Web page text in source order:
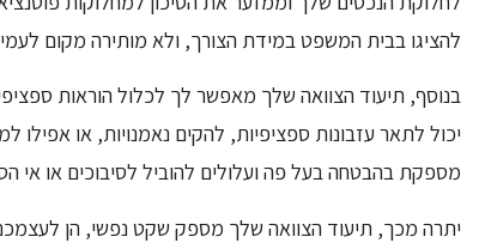
להציגו בבית המשפט במידת הצורך, ולא מותירה מקום
בנוסף, תיעוד הצוואה שלך מאפשר לך לכלול הוראות
יכול לתאר עזבונות ספציפיות, להקים נאמנויות, או אפילו
מספקת בהבטחה בעל פה ועלולים להוביל לסיבוכים או אי
יתרה מכך, תיעוד הצוואה שלך מספק שקט נפשי, הן לעצמכם